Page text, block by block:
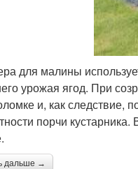
для малины
урожая ягод. При
и, как следствие,
порчи
дальше →